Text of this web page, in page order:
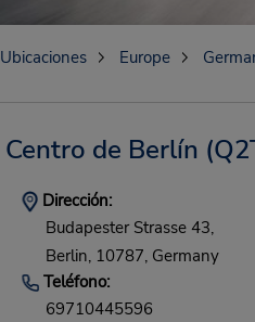
Ubicaciones Europe
Centro de Berlín
Dirección:
Budapester Strasse 43,
Berlin, 10787, Germany
Teléfono:
69710445596